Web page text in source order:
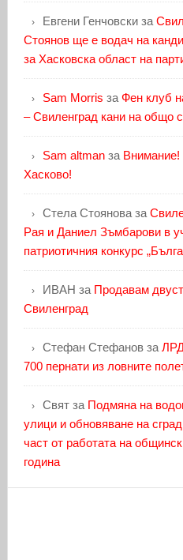
Евгени Генчовскиза
Стоянов ще е водач на
за Хасковска област на
Sam Morris за Фен клуб
– Свиленград кани на общо
Sam altmanза Внимание!
Хасково!
Стела Стояноваза
Рая и Даниел Зъмбарови в
патриотичния конкурс
ИВАН за Продавам
Свиленград
Стефан Стефановза
700 пернати из ловните
Святза Подмяна на
улици и обновяване на
част от работата на
година